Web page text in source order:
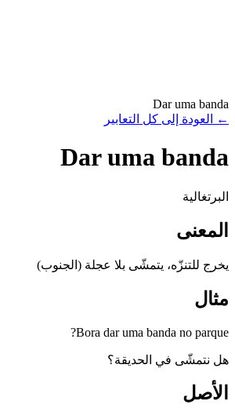
Dar uma banda
←
العودة إلى كل التعابير
Dar uma banda
البرتغالية
المعنى
يخرج للتنزّه، يتمشّى بلا عجلة (الجنوب)
مثال
Bora dar uma banda no parque?
هل نتمشّى في الحديقة؟
الأصل